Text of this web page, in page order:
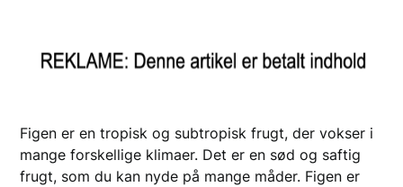
Figen er en tropisk og subtropisk frugt, der vokser i
mange forskellige klimaer. Det er en sød og saftig
frugt, som du kan nyde på mange måder. Figen er